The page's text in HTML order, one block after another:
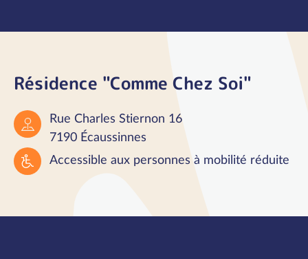
Résidence "Comme Chez Soi"
Rue Charles Stiernon 16
7190 Écaussinnes
Accessible aux personnes à mobilité réduite